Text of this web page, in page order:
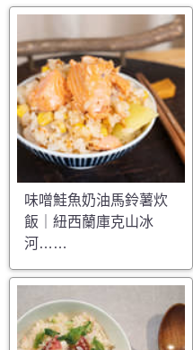
味噌鮭魚奶油馬鈴薯炊
飯｜紐西蘭庫克山冰
河……